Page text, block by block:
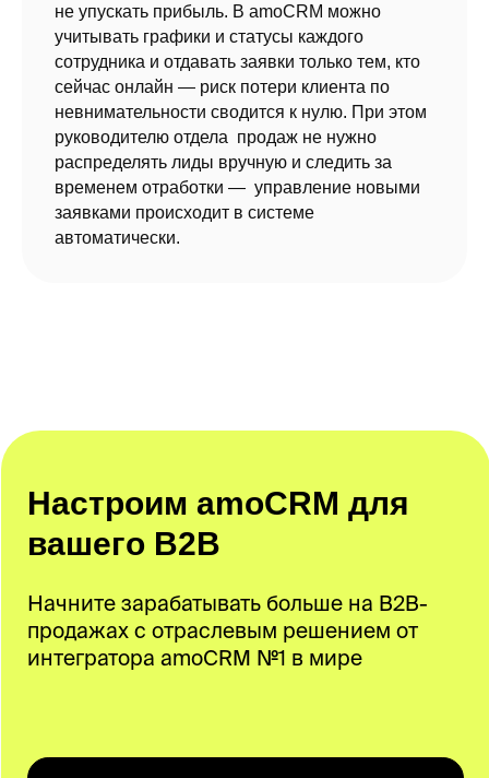
не упускать прибыль. В amoCRM можно
учитывать графики и статусы каждого
сотрудника и отдавать заявки только тем, кто
сейчас онлайн — риск потери клиента по
невнимательности сводится к нулю. При этом
руководителю отдела продаж не нужно
распределять лиды вручную и следить за
временем отработки — управление новыми
заявками происходит в системе
автоматически.